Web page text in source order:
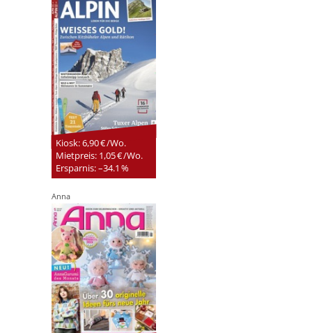
Kiosk: 6,90 € /Wo.
Mietpreis: 1,05 € /Wo.
Ersparnis: –34.1 %
Anna